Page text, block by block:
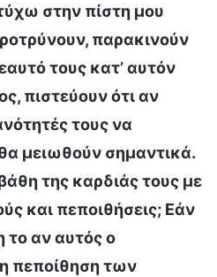
στην πίστη μου
παρακινούν
τους κατ’ αυτόν
πιστεύουν ότι αν
τους να
μειωθούν σημαντικά.
της καρδιάς τους με
και πεποιθήσεις; Εάν
αν αυτός ο
πεποίθηση των